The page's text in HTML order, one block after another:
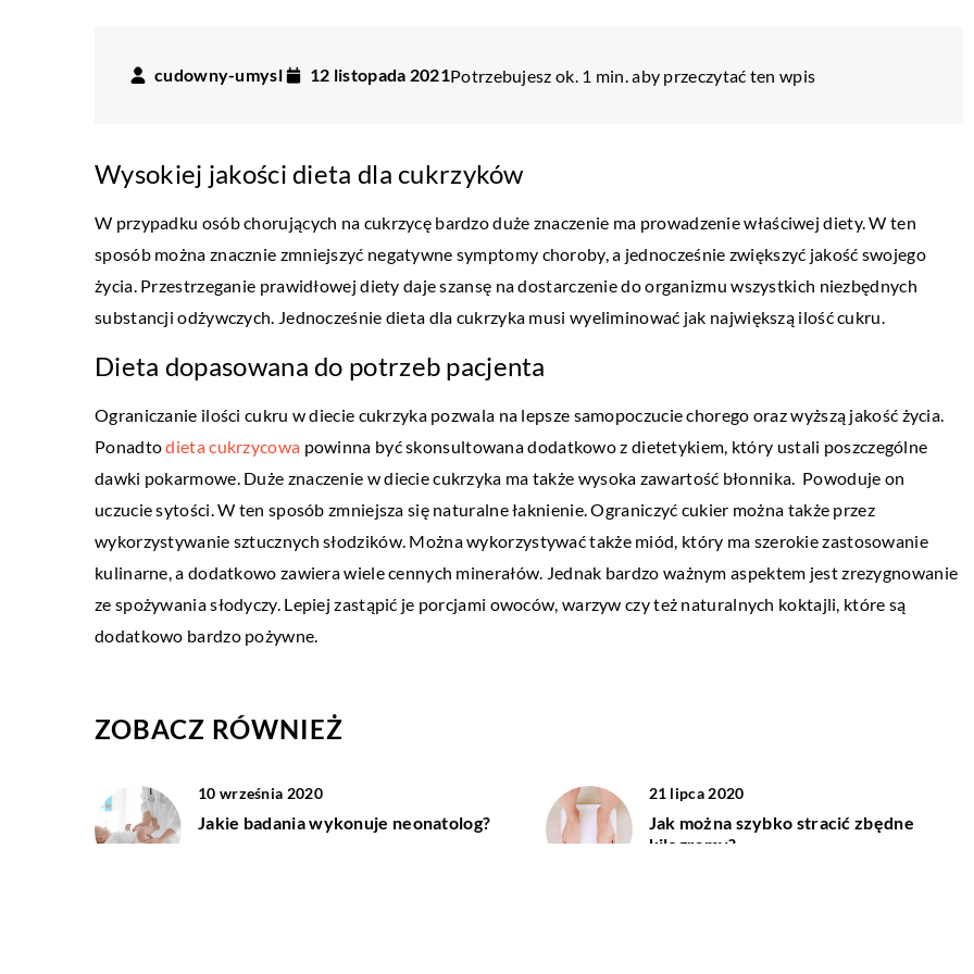
cudowny-umysl 12 listopada 2021Potrzebujesz ok. 1 min. aby przeczytać ten wpis
Wysokiej jakości dieta dla cukrzyków
W przypadku osób chorujących na cukrzycę bardzo duże znaczenie ma prowadzenie właściwej diety. W ten
sposób można znacznie zmniejszyć negatywne symptomy choroby, a jednocześnie zwiększyć jakość swojego
życia. Przestrzeganie prawidłowej diety daje szansę na dostarczenie do organizmu wszystkich niezbędnych
substancji odżywczych. Jednocześnie dieta dla cukrzyka musi wyeliminować jak największą ilość cukru.
Dieta dopasowana do potrzeb pacjenta
Ograniczanie ilości cukru w diecie cukrzyka pozwala na lepsze samopoczucie chorego oraz wyższą jakość życia.
Ponadtodieta cukrzycowa powinna być skonsultowana dodatkowo z dietetykiem, który ustali poszczególne
dawki pokarmowe. Duże znaczenie w diecie cukrzyka ma także wysoka zawartość błonnika. Powoduje on
uczucie sytości. W ten sposób zmniejsza się naturalne łaknienie. Ograniczyć cukier można także przez
wykorzystywanie sztucznych słodzików. Można wykorzystywać także miód, który ma szerokie zastosowanie
kulinarne, a dodatkowo zawiera wiele cennych minerałów. Jednak bardzo ważnym aspektem jest zrezygnowanie
ze spożywania słodyczy. Lepiej zastąpić je porcjami owoców, warzyw czy też naturalnych koktajli, które są
dodatkowo bardzo pożywne.
ZOBACZ RÓWNIEŻ
10 września 2020
Jakie badania wykonuje neonatolog?
21 lipca 2020
Jak można szybko stracić zbędne
kilogramy?
04 września 2017
Co to jest kac i jak go wyleczyć?
Kto nie przeżył w życiu porządnego kaca ten
nie wie co to jest życie. Ból, pragnienie i
ogólnie złe samopoczucie […]
12 października 2022
W jaki sposób produkowana jest siatka z
blachy tłocznej?